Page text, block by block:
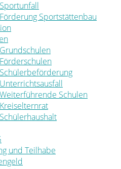
Sportunfall
Förderung Sportstättenbau
Grundschulen
Förderschulen
Schülerbeförderung
Unterrichtsausfall
Weiterführende Schulen
Kreiselternrat
Schülerhaushalt
und Teilhabe